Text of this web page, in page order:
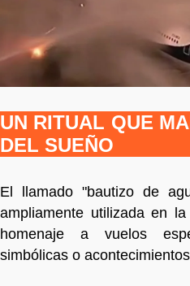
UN RITUAL QUE
DEL SUEÑO
El llamado "bautizo de
ampliamente utilizada en
homenaje a vuelos
simbólicas o